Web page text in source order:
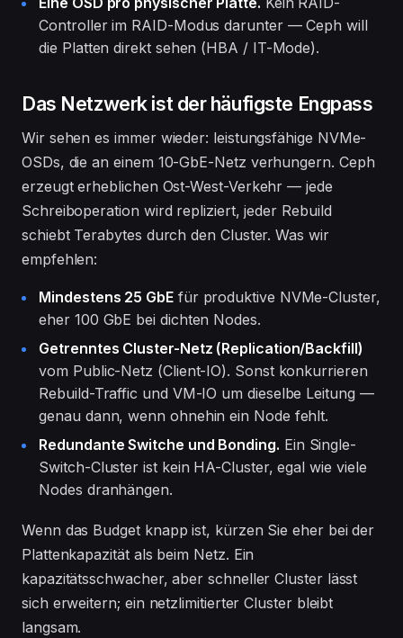
Controller im RAID-Modus darunter — Ceph will
die Platten direkt sehen (HBA / IT-Mode).
Das Netzwerk ist der häufigste Engpass
Wir sehen es immer wieder: leistungsfähige NVMe-
OSDs, die an einem 10-GbE-Netz verhungern. Ceph
erzeugt erheblichen Ost-West-Verkehr — jede
Schreiboperation wird repliziert, jeder Rebuild
schiebt Terabytes durch den Cluster. Was wir
empfehlen:
Mindestens 25 GbEfür produktive NVMe-Cluster,
eher 100 GbE bei dichten Nodes.
Getrenntes Cluster-Netz (Replication/Backfill)
vom Public-Netz (Client-IO). Sonst konkurrieren
Rebuild-Traffic und VM-IO um dieselbe Leitung —
genau dann, wenn ohnehin ein Node fehlt.
Redundante Switche und Bonding. Ein Single-
Switch-Cluster ist kein HA-Cluster, egal wie viele
Nodes dranhängen.
Wenn das Budget knapp ist, kürzen Sie eher bei der
Plattenkapazität als beim Netz. Ein
kapazitätsschwacher, aber schneller Cluster lässt
sich erweitern; ein netzlimitierter Cluster bleibt
langsam.